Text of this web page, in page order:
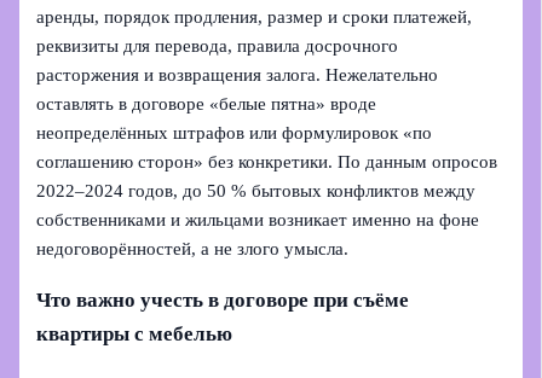
аренды, порядок продления, размер и сроки платежей,
реквизиты для перевода, правила досрочного
расторжения и возвращения залога. Нежелательно
оставлять в договоре «белые пятна» вроде
неопределённых штрафов или формулировок «по
соглашению сторон» без конкретики. По данным опросов
2022–2024 годов, до 50 % бытовых конфликтов между
собственниками и жильцами возникает именно на фоне
недоговорённостей, а не злого умысла.
Что важно учесть в договоре при съёме
квартиры с мебелью